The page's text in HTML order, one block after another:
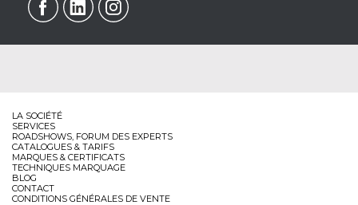
LA SOCIÉTÉ
SERVICES
ROADSHOWS, FORUM DES EXPERTS
CATALOGUES & TARIFS
MARQUES & CERTIFICATS
TECHNIQUES MARQUAGE
BLOG
CONTACT
CONDITIONS GÉNÉRALES DE VENTE